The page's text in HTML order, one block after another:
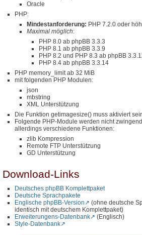
Oracle
PHP:
Mindestanforderung: PHP 7.2.0 oder
Maximal möglich:
PHP 8.0 ab phpBB 3.3.3
PHP 8.1 ab phpBB 3.3.9
PHP 8.2 und PHP 8.3 ab phpBB
PHP 8.4 ab phpBB 3.3.14
PHP memory_limit ab 32 MiB
mit folgenden PHP Modulen:
json
mbstring
XML Unterstützung
Die Funktion getimagesize() muss aktiviert
Folgende PHP-Module werden nicht
allerdings verschiedene Funktionen:
zlib Kompression
Remote FTP Unterstützung
GD Unterstützung
Download-Links
Deutsches phpBB Komplettpaket
Deutsche Sprachpakete
Englische phpBB-Version
(ohne deutsche
identisch mit deutschem Komplettpaket)
Erweiterungens-Datenbank
(Englisch)
Style-Datenbank